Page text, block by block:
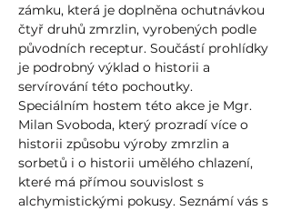
zámku, která je doplněna ochutnávkou
čtyř druhů zmrzlin, vyrobených podle
původních receptur. Součástí prohlídky
je podrobný výklad o historii a
servírování této pochoutky.
Speciálním hostem této akce je Mgr.
Milan Svoboda, který prozradí více o
historii způsobu výroby zmrzlin a
sorbetů i o historii umělého chlazení,
které má přímou souvislost s
alchymistickými pokusy. Seznámí vás s